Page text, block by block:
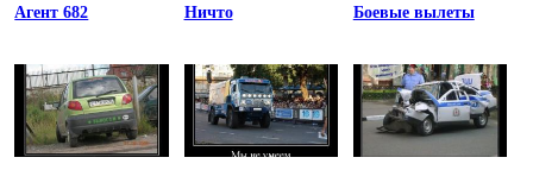
Агент 682 Ничто Боевые вылеты